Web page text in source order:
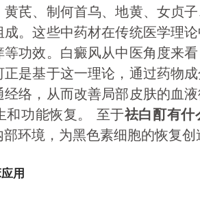
芪、制何首乌、地黄、女贞
。这些中药材在传统医学理
功效。白癜风从中医角度来
是基于这一理论，通过药物
络，从而改善局部皮肤的血
和功能恢复。 至于祛白酊有什
环境，为黑色素细胞的恢复创
用